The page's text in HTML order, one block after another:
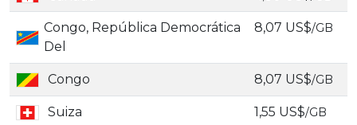
Congo, República Democrática
Del
8,07 US$/GB
Congo 8,07 US$/GB
Suiza 1,55 US$/GB